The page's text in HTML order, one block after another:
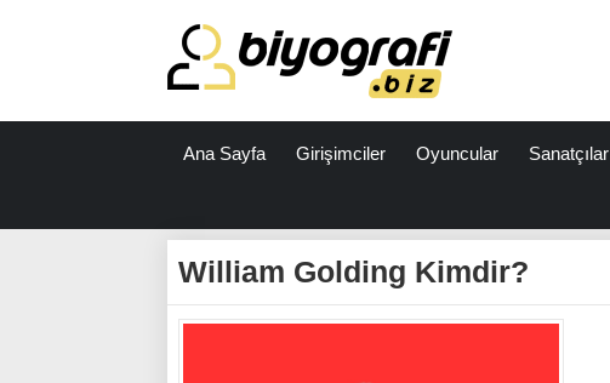
Ana Sayfa Girişimciler Oyuncular Sanatçılar
William Golding Kimdir?